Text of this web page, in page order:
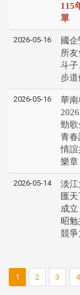
115
單
2026-05-16
國
所
斗子
步
2026-05-16
華南
勁歌
青春
情誼
樂章
2026-05-14
淡江
匯
成
昭
競爭
1 2 3 4